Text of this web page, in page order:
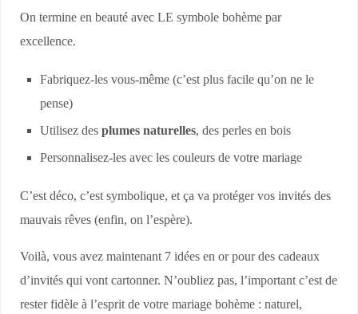
On termine en beauté avec LE symbole bohème par
excellence.
Fabriquez-les vous-même (c’est plus facile qu’on ne le
pense)
Utilisez des plumes naturelles, des perles en bois
Personnalisez-les avec les couleurs de votre mariage
C’est déco, c’est symbolique, et ça va protéger vos invités des
mauvais rêves (enfin, on l’espère).
Voilà, vous avez maintenant 7 idées en or pour des cadeaux
d’invités qui vont cartonner. N’oubliez pas, l’important c’est de
rester fidèle à l’esprit de votre mariage bohème : naturel,